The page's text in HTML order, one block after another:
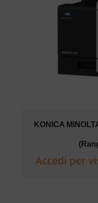
KONICA
Accedi per